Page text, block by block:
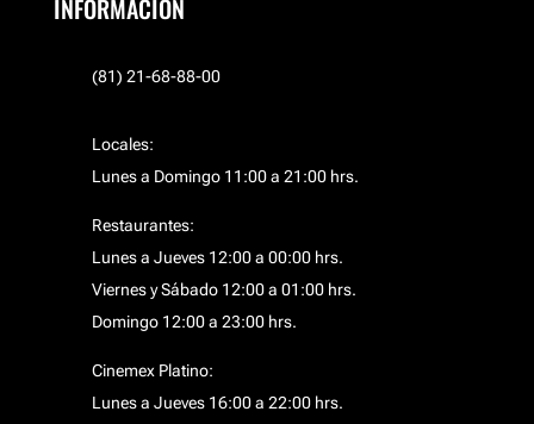
INFORMACIÓN
(81) 21-68-88-00
Locales:
Lunes a Domingo 11:00 a 21:00 hrs.
Restaurantes:
Lunes a Jueves 12:00 a 00:00 hrs.
Viernes y Sábado 12:00 a 01:00 hrs.
Domingo 12:00 a 23:00 hrs.
Cinemex Platino:
Lunes a Jueves 16:00 a 22:00 hrs.